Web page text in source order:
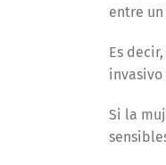
entre
Es
invasivo
Si la